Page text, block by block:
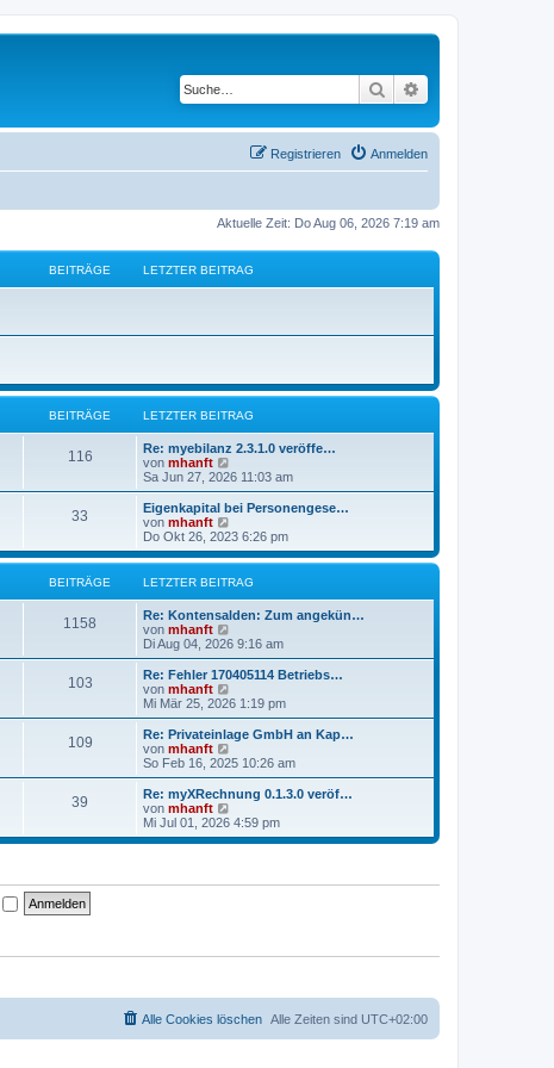
Suche
Anmelden
Registrieren
Aktuelle Zeit: Do Aug 06, 2026 7:19 am
BEITRÄGE LETZTER BEITRAG
BEITRÄGE LETZTER BEITRAG
116
Re: myebilanz 2.3.1.0 veröffe…
von mhanft
e
u
e
t
r
B
e
i
t
a
g
Sa Jun 27, 2026 11:03 am
33
Eigenkapital bei Personengese…
von mhanft
e
u
e
s
r
e
i
t
a
g
Do Okt 26, 2023 6:26 pm
BEITRÄGE LETZTER BEITRAG
1158
Re: Kontensalden: Zum angekün…
von mhanft
e
u
e
t
B
e
i
r
g
Di Aug 04, 2026 9:16 am
103
Re: Fehler 170405114 Betriebs…
von mhanft
e
u
e
s
t
B
e
t
g
Mi Mär 25, 2026 1:19 pm
109
Re: Privateinlage GmbH an Kap…
von mhanft
e
u
e
r
i
So Feb 16, 2025 10:26 am
39
Re: myXRechnung 0.1.3.0 veröf…
von mhanft
e
u
Mi Jul 01, 2026 4:59 pm
Alle Zeiten sind UTC+02:00
Alle Cookies löschen